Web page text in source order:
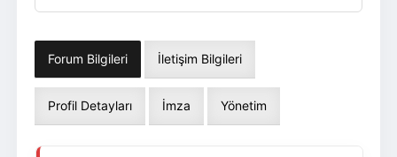
Forum Bilgileri İletişim Bilgileri
Profil Detayları İmza Yönetim